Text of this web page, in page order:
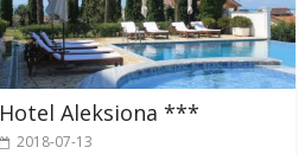
Hotel Aleksiona ***
2018-07-13